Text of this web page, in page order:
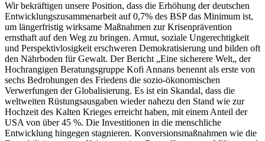
Wir bekräftigen unsere Position, dass die Erhöhung der deutschen
Entwicklungszusammenarbeit auf 0,7% des BSP das Minimum ist,
um längerfristig wirksame Maßnahmen zur Krisenprävention
ernsthaft auf den Weg zu bringen. Armut, soziale Ungerechtigkeit
und Perspektivlosigkeit erschweren Demokratisierung und bilden oft
den Nährboden für Gewalt. Der Bericht „Eine sicherere Welt„ der
Hochrangigen Beratungsgruppe Kofi Annans benennt als erste von
sechs Bedrohungen des Friedens die sozio-ökonomischen
Verwerfungen der Globalisierung. Es ist ein Skandal, dass die
weltweiten Rüstungsausgaben wieder nahezu den Stand wie zur
Hochzeit des Kalten Krieges erreicht haben, mit einem Anteil der
USA von über 45 %. Die Investitionen in die menschliche
Entwicklung hingegen stagnieren. Konversionsmaßnahmen wie die